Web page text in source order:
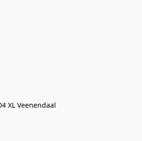
XL Veenendaal